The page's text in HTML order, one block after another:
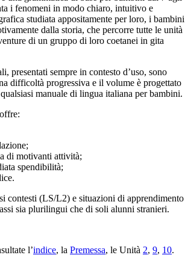
i fenomeni in modo chiaro, intuitivo e
studiata appositamente per loro, i bambini
dalla storia, che percorre tutte le unità
di un gruppo di loro coetanei in gita
presentati sempre in contesto d’uso, sono
difficoltà progressiva e il volume è progettato
manuale di lingua italiana per bambini.
offre:
di motivanti attività;
spendibilità;
contesti (LS/L2) e situazioni di apprendimento
sia plurilingui che di soli alunni stranieri.
l’indice, laPremessa, le Unità 2,9, 10.